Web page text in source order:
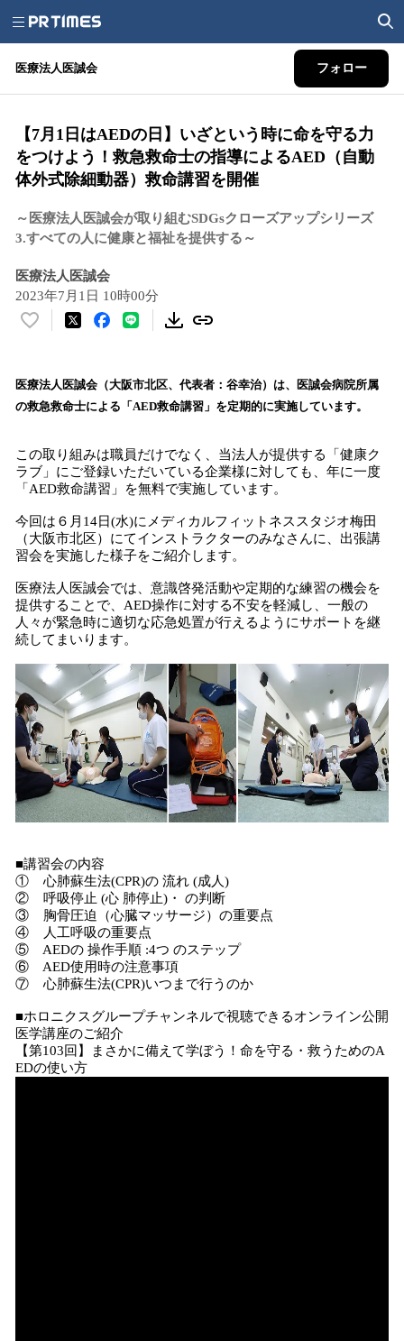
医療法人医誠会 フォロー
【7月1日はAEDの日】いざという時に命を守る力
をつけよう！救急救命士の指導によるAED（自動
体外式除細動器）救命講習を開催
～医療法人医誠会が取り組むSDGsクローズアップシリーズ
3.すべての人に健康と福祉を提供する～
医療法人医誠会
2023年7月1日 10時00分
い
！
数
み
込
中
で
す
医療法人医誠会（大阪市北区、代表者：谷幸治）は、医誠会病院所属
の救急救命士による「AED救命講習」を定期的に実施しています。
この取り組みは職員だけでなく、当法人が提供する「健康ク
ラブ」にご登録いただいている企業様に対しても、年に一度
「AED救命講習」を無料で実施しています。
今回は６月14日(水)にメディカルフィットネススタジオ梅田
（大阪市北区）にてインストラクターのみなさんに、出張講
習会を実施した様子をご紹介します。
医療法人医誠会では、意識啓発活動や定期的な練習の機会を
提供することで、AED操作に対する不安を軽減し、一般の
人々が緊急時に適切な応急処置が行えるようにサポートを継
続してまいります。
■講習会の内容
① 心肺蘇生法(CPR)の 流れ (成人)
② 呼吸停止 (心 肺停止)・ の判断
③ 胸骨圧迫（心臓マッサージ）の重要点
④ 人工呼吸の重要点
⑤ AEDの 操作手順 :4つ のステップ
⑥ AED使用時の注意事項
⑦ 心肺蘇生法(CPR)いつまで行うのか
■ホロニクスグループチャンネルで視聴できるオンライン公開
医学講座のご紹介
【第103回】まさかに備えて学ぼう！命を守る・救うためのA
EDの使い方